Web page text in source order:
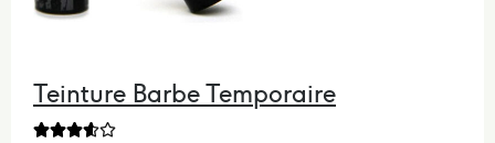
Teinture Barbe Temporaire
